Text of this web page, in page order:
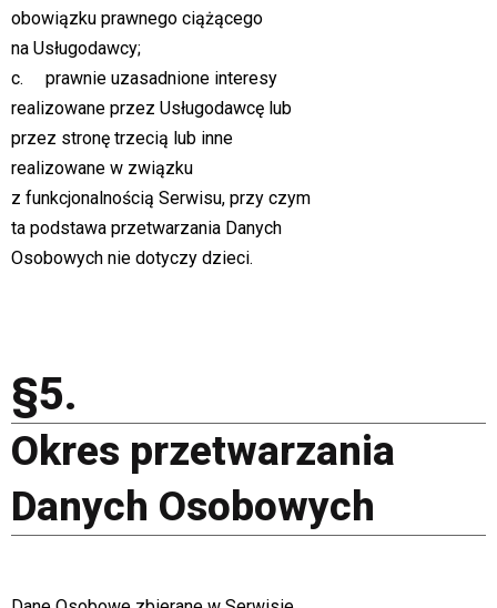
obowiązku prawnego ciążącego
na Usługodawcy;
c. prawnie uzasadnione interesy
realizowane przez Usługodawcę lub
przez stronę trzecią lub inne
realizowane w związku
z funkcjonalnością Serwisu, przy czym
ta podstawa przetwarzania Danych
Osobowych nie dotyczy dzieci.
§5.
Okres przetwarzania
Danych Osobowych